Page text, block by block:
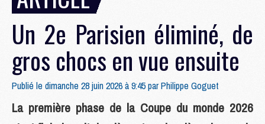
Un 2e Parisien éliminé, de
gros chocs en vue ensuite
Publié le dimanche 28 juin 2026 à 9:45 parPhilippe Goguet
La première phase de la Coupe du monde 2026